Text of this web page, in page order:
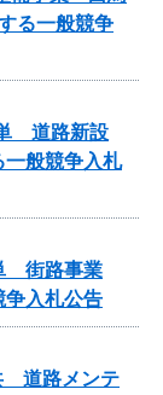
る一般競争
道路新設
一般競争入札
街路事業
争入札公告
道路メンテ